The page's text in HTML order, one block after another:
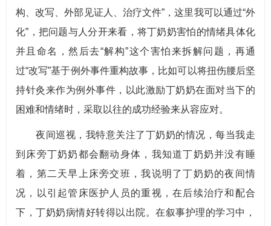
构、改写、外部见证人、治疗文件”，这里我可以通过“外
化”，把问题与人分开来看，将丁奶奶害怕的情绪具体化
并且命名，然后去“解构”这个害怕来拆解问题，再通
过“改写”基于例外事件重构故事，比如可以将扭伤腰后坚
持针灸来作为例外事件，以此激励丁奶奶在面对当下的
困难和情绪时，采取以往的成功经验来从容应对。
夜间巡视，我特意关注了丁奶奶的情况，每当我走
到床旁丁奶奶都会翻动身体，我知道丁奶奶并没有睡
着，第二天早上床旁交班，我说明了丁奶奶的夜间情
况，以引起管床医护人员的重视，在后续治疗和配合
下，丁奶奶病情好转得以出院。在叙事护理的学习中，